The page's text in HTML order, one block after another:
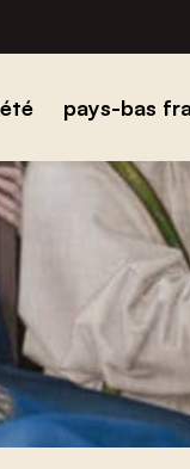
pays-bas